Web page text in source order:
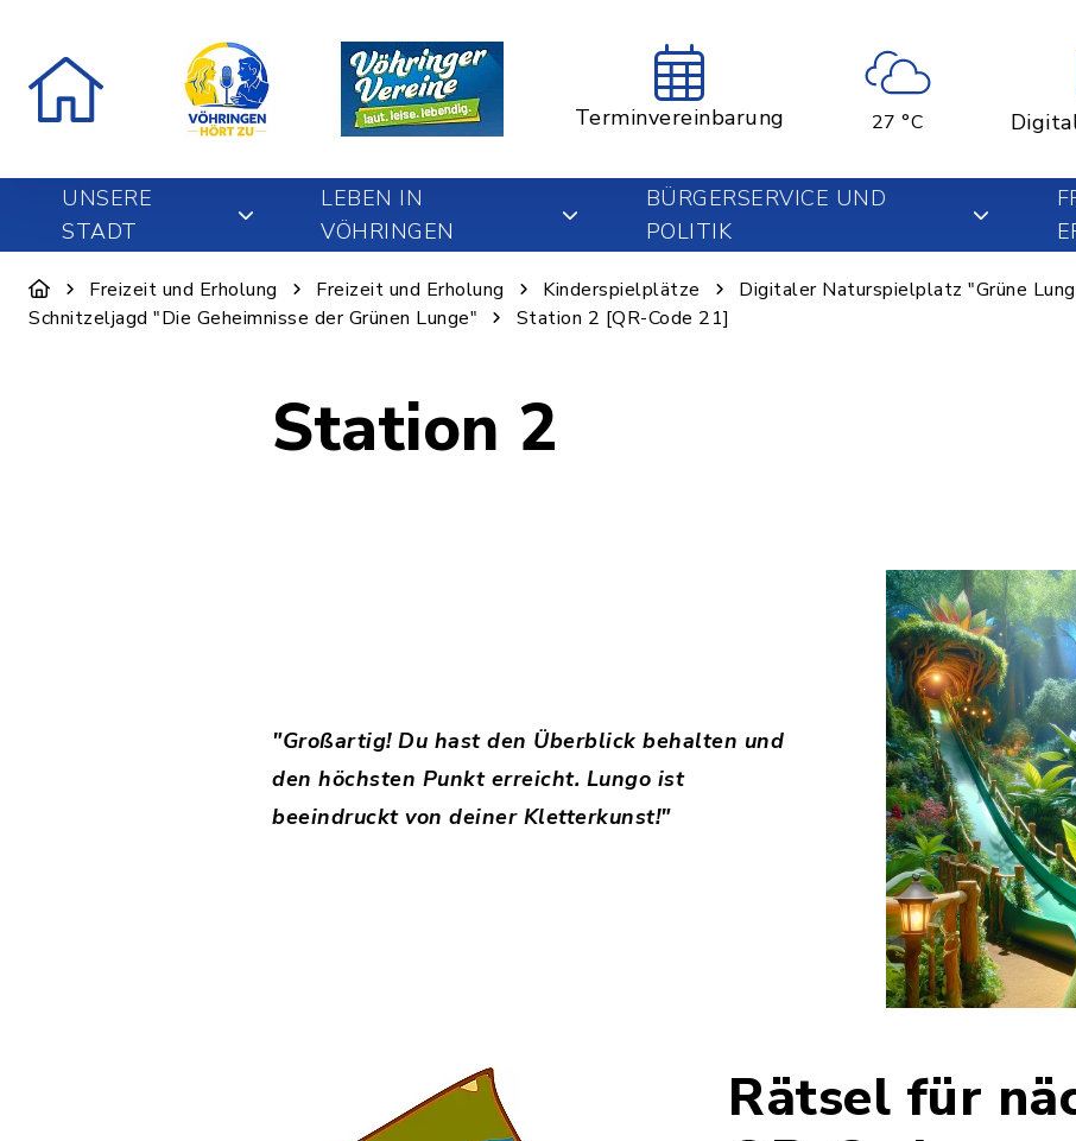
Terminvereinbarung 27 °C
UNSERE
STADT
LEBEN IN
VÖHRINGEN
BÜRGERSERVICE UND
POLITIK
Freizeit und Erholung Freizeit und Erholung Kinderspielplätze
Digitaler Naturspielplatz "Grüne
Schnitzeljagd "Die Geheimnisse der Grünen Lunge"
Station 2 [QR-Code 21]
Station 2
"Großartig! Du hast den Überblick behalten und
den höchsten Punkt erreicht. Lungo ist
beeindruckt von deiner Kletterkunst!"
Rätsel für